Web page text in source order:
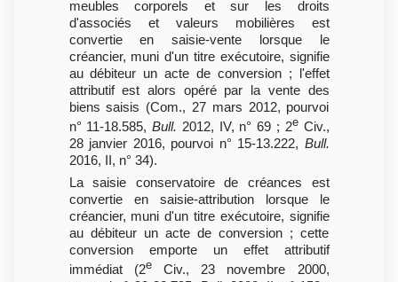
meubles corporels et sur les droits
d'associés et valeurs mobilières est
convertie en saisie-vente lorsque le
créancier, muni d'un titre exécutoire, signifie
au débiteur un acte de conversion ; l'effet
attributif est alors opéré par la vente des
biens saisis (Com., 27 mars 2012, pourvoi
n° 11-18.585,Bull. 2012, IV, n° 69 ; 2eCiv.,
28 janvier 2016, pourvoi n° 15-13.222, Bull.
2016, II, n° 34).
La saisie conservatoire de créances est
convertie en saisie-attribution lorsque le
créancier, muni d'un titre exécutoire, signifie
au débiteur un acte de conversion ; cette
conversion emporte un effet attributif
immédiat (2eCiv., 23 novembre 2000,